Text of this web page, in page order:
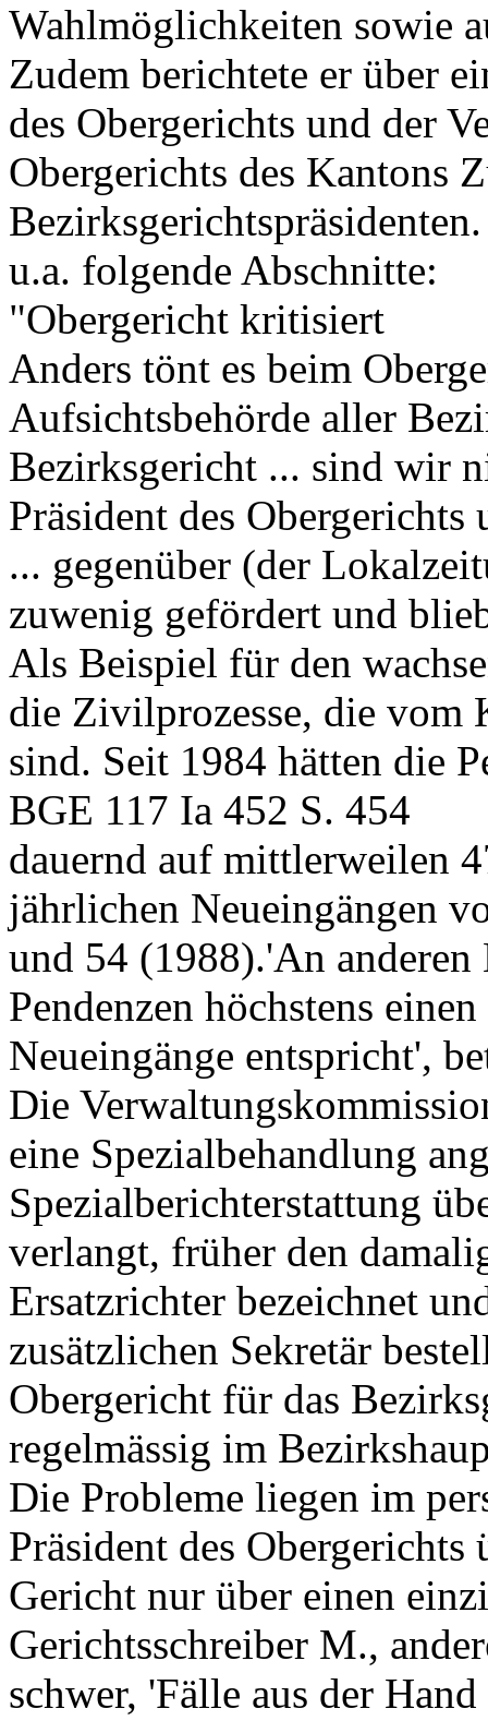
Wahlmöglichkeiten sowie
Zudem berichtete er über
des Obergerichts und der
Obergerichts des Kantons
u.a. folgende Abschnitte:
"Obergericht kritisiert
Anders tönt es beim
Aufsichtsbehörde aller
Bezirksgericht ... sind wir
Präsident des
... gegenüber (der
zuwenig gefördert und
Als Beispiel für den
die Zivilprozesse, die vom
sind. Seit 1984 hätten die
BGE 117 Ia 452 S. 454
dauernd auf mittlerweilen
jährlichen Neueingängen
und 54 (1988).'An
Pendenzen höchstens
Neueingänge entspricht',
Die
eine Spezialbehandlung
Spezialberichterstattung
verlangt, früher den
Ersatzrichter bezeichnet
zusätzlichen Sekretär
Obergericht für das
regelmässig im
Die Probleme liegen im
Präsident des
Gericht nur über einen
Gerichtsschreiber M.,
schwer, 'Fälle aus der